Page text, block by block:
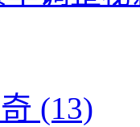
(13)